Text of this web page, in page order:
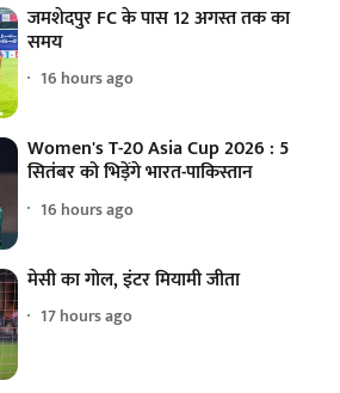
जमशेदपुर FC के पास 12 अगस्त तक का
समय
16 hours ago
Women's T-20 Asia Cup 2026 : 5
सितंबर को भिड़ेंगे भारत-पाकिस्तान
16 hours ago
मेसी का गोल, इंटर मियामी जीता
17 hours ago